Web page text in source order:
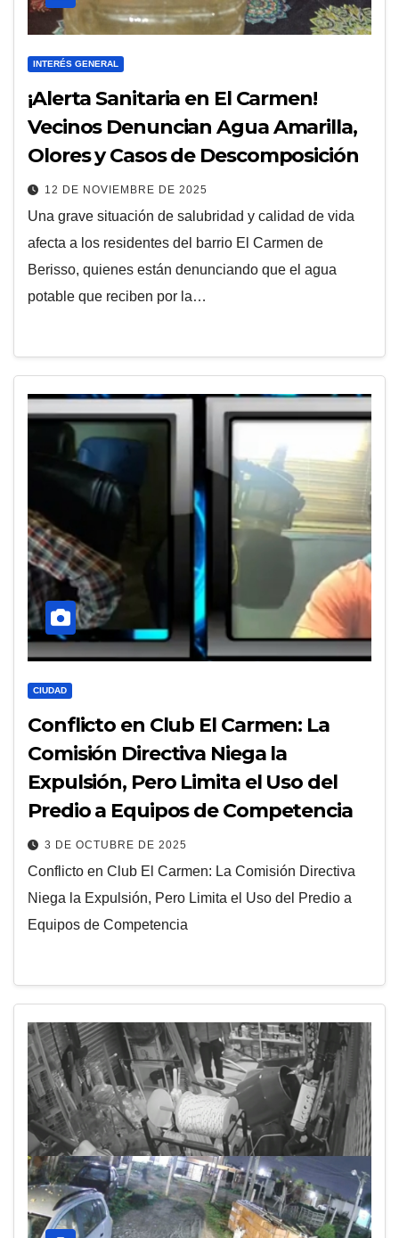
INTERÉS GENERAL
¡Alerta Sanitaria en El Carmen!
Vecinos Denuncian Agua Amarilla,
Olores y Casos de Descomposición
12 DE NOVIEMBRE DE 2025
Una grave situación de salubridad y calidad de vida
afecta a los residentes del barrio El Carmen de
Berisso, quienes están denunciando que el agua
potable que reciben por la…
CIUDAD
Conflicto en Club El Carmen: La
Comisión Directiva Niega la
Expulsión, Pero Limita el Uso del
Predio a Equipos de Competencia
3 DE OCTUBRE DE 2025
Conflicto en Club El Carmen: La Comisión Directiva
Niega la Expulsión, Pero Limita el Uso del Predio a
Equipos de Competencia